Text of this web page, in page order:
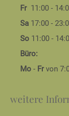
Fr11:00 -
Sa 17:00 -
So 11:00 -
Büro:
Mo - Frvon
weitere